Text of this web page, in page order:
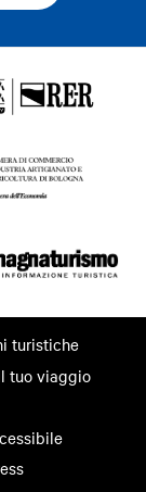
turistiche
tuo viaggio